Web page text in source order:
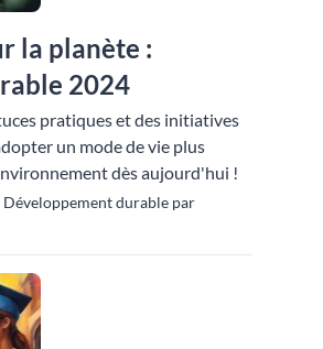
la planète :
2024
pratiques et des initiatives
un mode de vie plus
dès aujourd'hui !
durable par